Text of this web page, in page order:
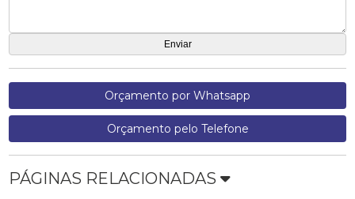
Orçamento por Whatsapp
Orçamento pelo Telefone
PÁGINAS RELACIONADAS